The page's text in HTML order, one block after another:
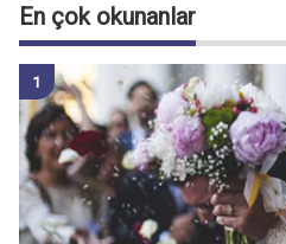
En çok okunanlar